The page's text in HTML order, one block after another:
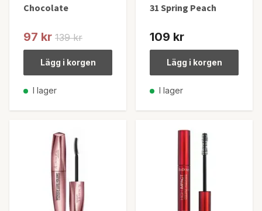
Chocolate
97 kr 139 kr
Lägg i korgen
I lager
31 Spring Peach
109 kr
Lägg i korgen
I lager